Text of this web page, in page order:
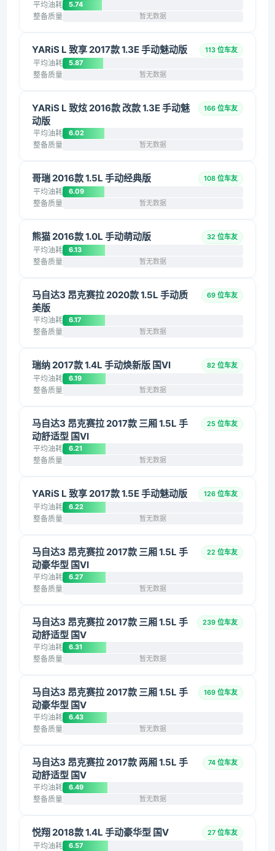
平均油耗 5.74
整备质量 暂无数据
YARiS L 致享 2017款 1.3E 手动魅动版 113 位车友
平均油耗 5.87
整备质量 暂无数据
YARiS L 致炫 2016款 改款 1.3E 手动魅
动版
166 位车友
平均油耗 6.02
整备质量 暂无数据
哥瑞 2016款 1.5L 手动经典版 108 位车友
平均油耗 6.09
整备质量 暂无数据
熊猫 2016款 1.0L 手动萌动版 32 位车友
平均油耗 6.13
整备质量 暂无数据
马自达3 昂克赛拉 2020款 1.5L 手动质
美版
69 位车友
平均油耗 6.17
整备质量 暂无数据
瑞纳 2017款 1.4L 手动焕新版 国VI 82 位车友
平均油耗 6.19
整备质量 暂无数据
马自达3 昂克赛拉 2017款 三厢 1.5L 手
动舒适型 国VI
25 位车友
平均油耗 6.21
整备质量 暂无数据
YARiS L 致享 2017款 1.5E 手动魅动版 126 位车友
平均油耗 6.22
整备质量 暂无数据
马自达3 昂克赛拉 2017款 三厢 1.5L 手
动豪华型 国VI
22 位车友
平均油耗 6.27
整备质量 暂无数据
马自达3 昂克赛拉 2017款 三厢 1.5L 手
动舒适型 国V
239 位车友
平均油耗 6.31
整备质量 暂无数据
马自达3 昂克赛拉 2017款 三厢 1.5L 手
动豪华型 国V
169 位车友
平均油耗 6.43
整备质量 暂无数据
马自达3 昂克赛拉 2017款 两厢 1.5L 手
动舒适型 国V
74 位车友
平均油耗 6.49
整备质量 暂无数据
悦翔 2018款 1.4L 手动豪华型 国V 27 位车友
平均油耗 6.57